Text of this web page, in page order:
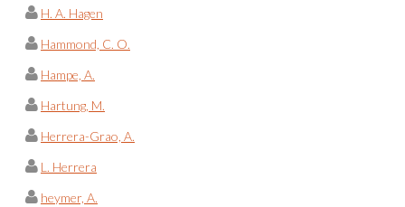
H. A. Hagen
Hammond, C. O.
Hampe, A.
Hartung, M.
Herrera-Grao, A.
L. Herrera
heymer, A.